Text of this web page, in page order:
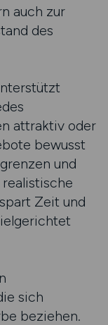
auch zur
des
attraktiv oder
bewusst
und
Zeit und
sich
beziehen.